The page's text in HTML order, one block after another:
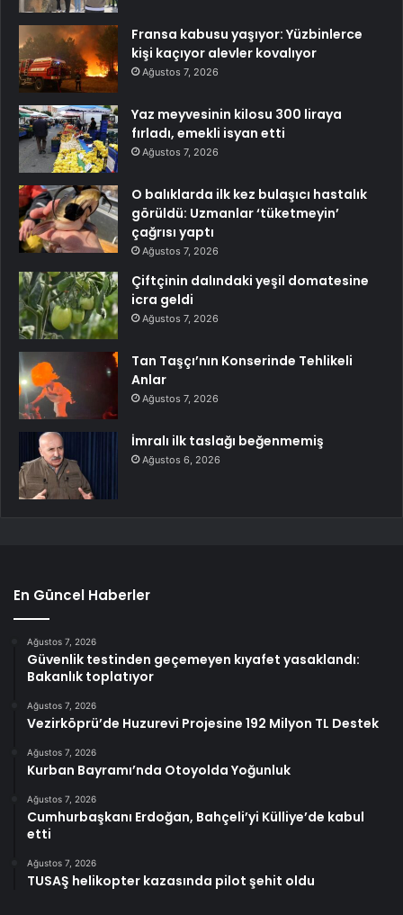
Fransa kabusu yaşıyor: Yüzbinlerce
kişi kaçıyor alevler kovalıyor
Ağustos 7, 2026
Yaz meyvesinin kilosu 300 liraya
fırladı, emekli isyan etti
Ağustos 7, 2026
O balıklarda ilk kez bulaşıcı hastalık
görüldü: Uzmanlar ‘tüketmeyin’
çağrısı yaptı
Ağustos 7, 2026
Çiftçinin dalındaki yeşil domatesine
icra geldi
Ağustos 7, 2026
Tan Taşçı’nın Konserinde Tehlikeli
Anlar
Ağustos 7, 2026
İmralı ilk taslağı beğenmemiş
Ağustos 6, 2026
En Güncel Haberler
Ağustos 7, 2026
Güvenlik testinden geçemeyen kıyafet yasaklandı:
Bakanlık toplatıyor
Ağustos 7, 2026
Vezirköprü’de Huzurevi Projesine 192 Milyon TL Destek
Ağustos 7, 2026
Kurban Bayramı’nda Otoyolda Yoğunluk
Ağustos 7, 2026
Cumhurbaşkanı Erdoğan, Bahçeli’yi Külliye’de kabul
etti
Ağustos 7, 2026
TUSAŞ helikopter kazasında pilot şehit oldu